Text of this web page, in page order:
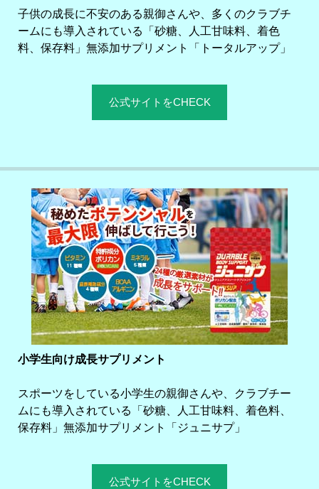
子供の成長に不安のある親御さんや、多くのクラブチ
ームにも導入されている「砂糖、人工甘味料、着色
料、保存料」無添加サプリメント「トータルアップ」
公式サイトをCHECK
小学生向け成長サプリメント
スポーツをしている小学生の親御さんや、クラブチー
ムにも導入されている「砂糖、人工甘味料、着色料、
保存料」無添加サプリメント「ジュニサプ」
公式サイトをCHECK